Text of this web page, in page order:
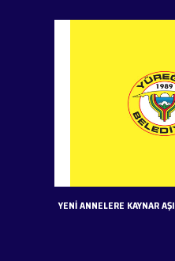
YENİ ANNELERE KAYNAR AŞI